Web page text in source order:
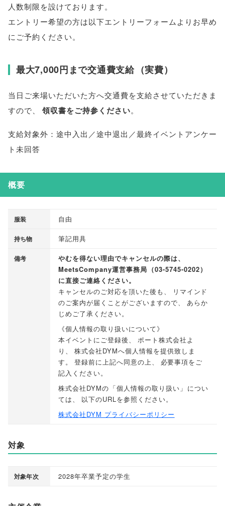
人数制限を設けております。
エントリー希望の方は以下エントリーフォームよりお早め
にご予約ください。
最大7,000円まで交通費支給 （実費）
当日ご来場いただいた方へ交通費を支給させていただきま
すので
領収書をご持参ください。
支給対象外：途中入出／途中退出／最終イベントアンケー
ト未回答
概要
服装 自由
持ち物 筆記用具
備考 やむを得ない理由でキャンセルの際は、
MeetsCompany運営事務局 （03-5745-0202）
に直接ご連絡ください。
キャンセルのご対応を頂いた後も 、
リマインド
のご案内が届くことがございますので、
あらか
じめご了承ください。
《個人情報の取り扱いについて》
本イベントにご登録後、
ポート株式会社よ
り 、
株式会社DYMへ個人情報を提供致しま
す。 登録前に上記へ同意の上、
必要事項をご
記入ください。
株式会社DYMの 「個人情報の取り扱い 」 につい
ては、 以下のURLを参照ください。
株式会社DYM プライバシーポリシー
対象
対象年次 2028年卒業予定の学生